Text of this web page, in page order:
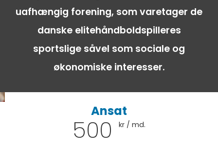
uafhængig forening, som varetager de
danske elitehåndboldspilleres
sportslige såvel som sociale og
økonomiske interesser.
Ansat
500 kr / md.